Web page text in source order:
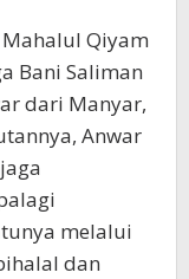
Qiyam
Bani Saliman
dari Manyar,
Anwar
melalui
dan